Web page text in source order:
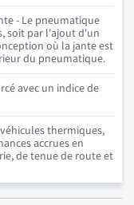
- Le pneumatique
soit par l'ajout d'un
où la jante est
du pneumatique.
avec un indice de
thermiques,
accrues en
de tenue de route et